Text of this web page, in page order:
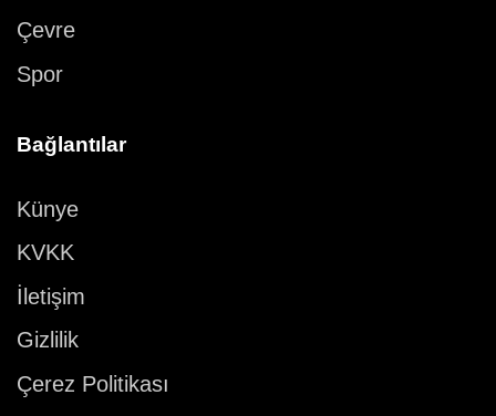
Çevre
Spor
Bağlantılar
Künye
KVKK
İletişim
Gizlilik
Çerez Politikası